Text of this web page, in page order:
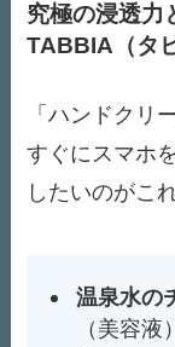
究極の浸透力
TABBIA（タ
「ハンドクリ
すぐにスマホ
したいのがこれ
温泉水の
（美容